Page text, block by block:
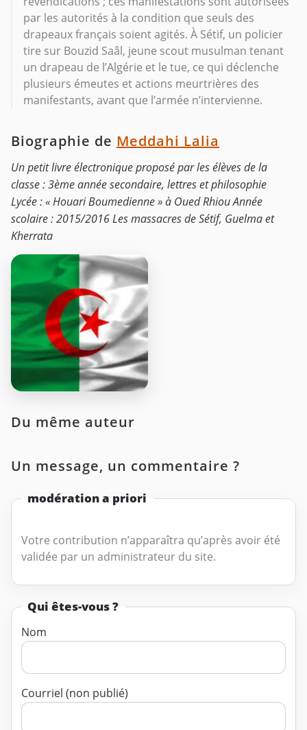
par les autorités à la condition que seuls des
drapeaux français soient agités. À Sétif, un policier
tire sur Bouzid Saâl, jeune scout musulman tenant
un drapeau de l’Algérie et le tue, ce qui déclenche
plusieurs émeutes et actions meurtrières des
manifestants, avant que l’armée n’intervienne.
Biographie de Meddahi Lalia
Un petit livre électronique proposé par les élèves de la
classe : 3ème année secondaire, lettres et philosophie
Lycée : « Houari Boumedienne » à Oued Rhiou Année
scolaire : 2015/2016 Les massacres de Sétif, Guelma et
Kherrata
Du même auteur
Un message, un commentaire ?
modération a priori
Votre contribution n’apparaîtra qu’après avoir été
validée par un administrateur du site.
Qui êtes-vous ?
Nom
Courriel (non publié)